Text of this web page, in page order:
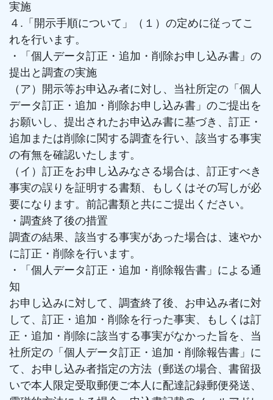
実施
４.「開示手順について」（１）の定めに従ってこ
れを行います。
・「個人データ訂正・追加・削除お申し込み書」の
提出と調査の実施
（ア）開示等お申込み者に対し、当社所定の「個人
データ訂正・追加・削除お申し込み書」のご提出を
お願いし、提出されたお申込み書に基づき、訂正・
追加または削除に関する調査を行い、該当する事実
の有無を確認いたします。
（イ）訂正をお申し込みなさる場合は、訂正すべき
事実の誤りを証明する書類、もしくはその写しが必
要になります。前記書類と共にご提出ください。
・調査終了後の措置
調査の結果、該当する事実があった場合は、速やか
に訂正・削除を行います。
・「個人データ訂正・追加・削除報告書」による通
知
お申し込みに対して、調査終了後、お申込み者に対
して、訂正・追加・削除を行った事実、もしくは訂
正・追加・削除に該当する事実がなかった旨を、当
社所定の「個人データ訂正・追加・削除報告書」に
て、お申し込み者指定の方法（郵送の場合、書留扱
いで本人限定受取郵便ご本人に配達記録郵便発送、